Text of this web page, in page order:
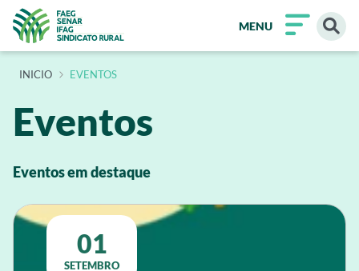
MENU
INÍCIO EVENTOS
Eventos
Eventos em destaque
01
SETEMBRO